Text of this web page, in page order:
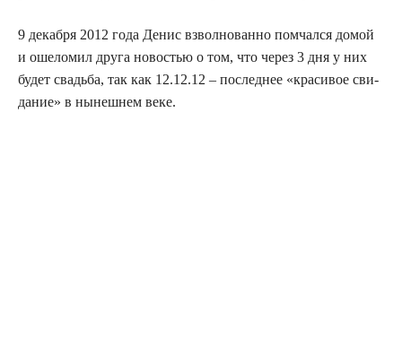
9 декаб­ря 2012 года Денис взвол­но­ван­но помчал­ся домой
и оше­ло­мил дру­га ново­стью о том, что через 3 дня у них
будет сва­дьба, так как 12.12.12 – послед­нее «кра­си­вое сви­
да­ние» в нынеш­нем веке.